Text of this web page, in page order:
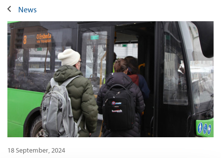
News
18 September, 2024